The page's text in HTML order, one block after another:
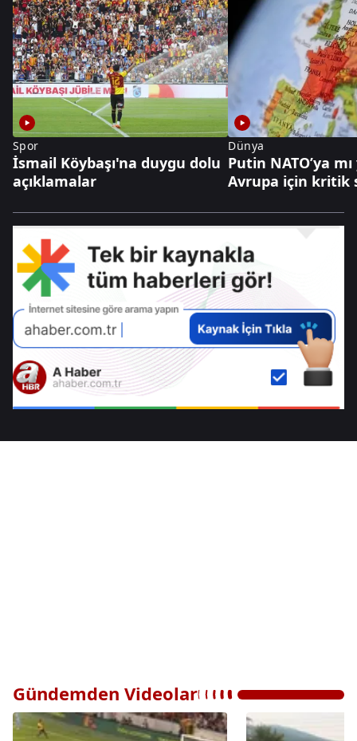
Spor
İsmail Köybaşı'na duygu dolu
açıklamalar
Dünya
Putin NATO’ya
Avrupa için kritik
Gündemden Videolar